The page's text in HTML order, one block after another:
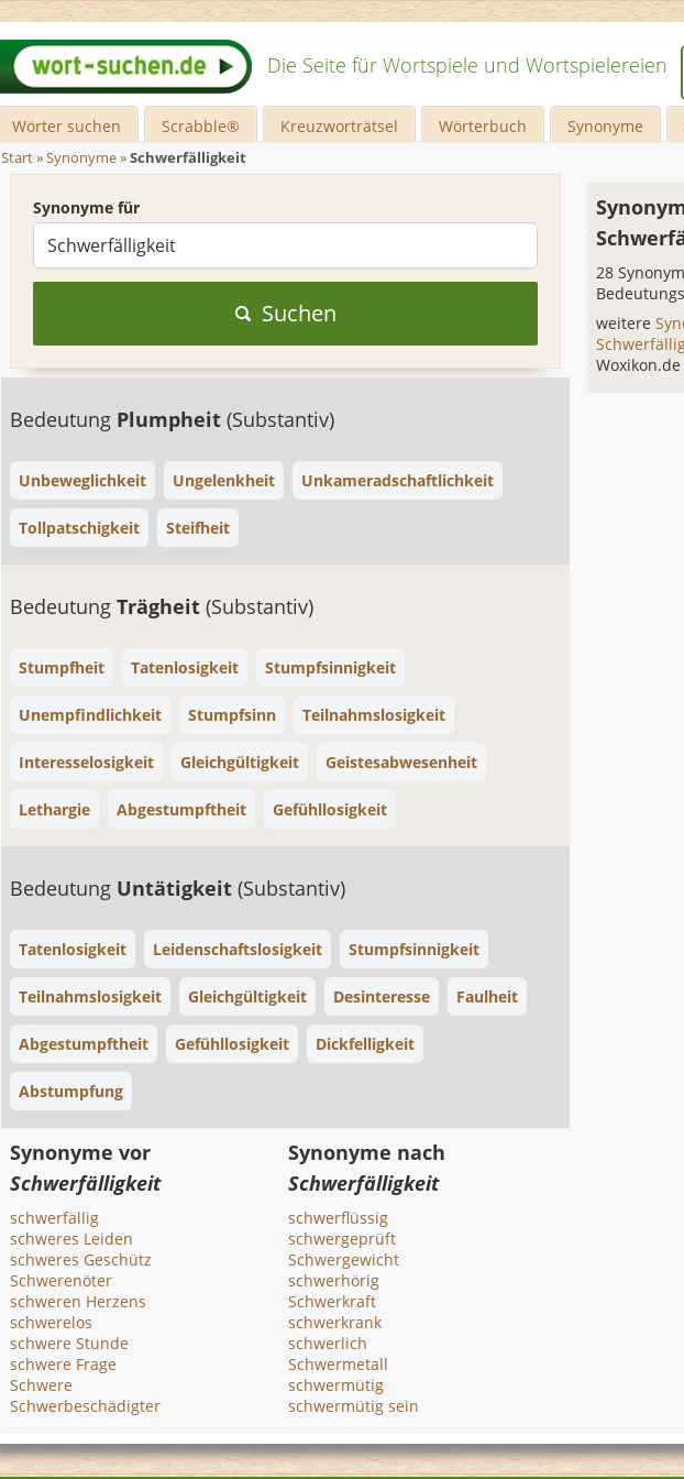
Die Seite für Wortspiele und Wortspielereien
Wörter suchen Scrabble® Kreuzworträtsel Wörterbuch Synonyme
Start»Synonyme»Schwerfälligkeit
Synonyme für
Suchen
Bedeutung Plumpheit (Substantiv)
Unbeweglichkeit Ungelenkheit Unkameradschaftlichkeit
Tollpatschigkeit Steifheit
Bedeutung Trägheit (Substantiv)
Stumpfheit Tatenlosigkeit Stumpfsinnigkeit
Unempfindlichkeit Stumpfsinn Teilnahmslosigkeit
Interesselosigkeit Gleichgültigkeit Geistesabwesenheit
Lethargie Abgestumpftheit Gefühllosigkeit
Bedeutung Untätigkeit (Substantiv)
Tatenlosigkeit Leidenschaftslosigkeit Stumpfsinnigkeit
Teilnahmslosigkeit Gleichgültigkeit Desinteresse Faulheit
Abgestumpftheit Gefühllosigkeit Dickfelligkeit
Abstumpfung
28
weitere
Woxikon.de
Synonyme vor
Schwerfälligkeit
schwerfällig
schweres Leiden
schweres Geschütz
Schwerenöter
schweren Herzens
schwerelos
schwere Stunde
schwere Frage
Schwere
Schwerbeschädigter
Synonyme nach
Schwerfälligkeit
schwerflüssig
schwergeprüft
Schwergewicht
schwerhörig
Schwerkraft
schwerkrank
schwerlich
Schwermetall
schwermütig
schwermütig sein